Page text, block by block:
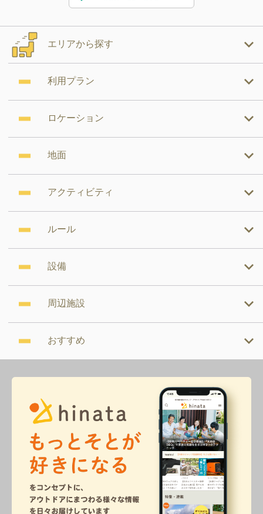
エリアから探す
利用プラン
ロケーション
地面
アクティビティ
ルール
設備
周辺施設
おすすめ